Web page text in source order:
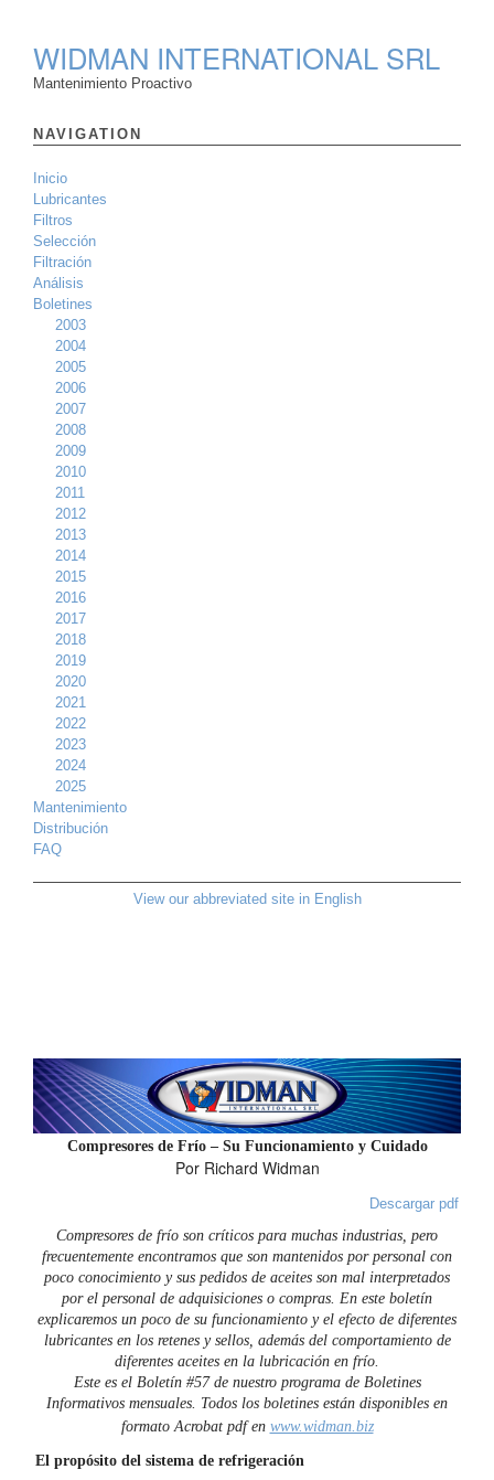
WIDMAN INTERNATIONAL SRL
Mantenimiento Proactivo
NAVIGATION
Inicio
Lubricantes
Filtros
Selección
Filtración
Análisis
Boletines
2003
2004
2005
2006
2007
2008
2009
2010
2011
2012
2013
2014
2015
2016
2017
2018
2019
2020
2021
2022
2023
2024
2025
Mantenimiento
Distribución
FAQ
View our abbreviated site in English
Compresores de Frío – Su Funcionamiento y Cuidado
Por Richard Widman
Descargar pdf
Compresores de frío son críticos para muchas industrias, pero
frecuentemente encontramos que son mantenidos por personal con
poco conocimiento y sus pedidos de aceites son mal interpretados
por el personal de adquisiciones o compras. En este boletín
explicaremos un poco de su funcionamiento y el efecto de diferentes
lubricantes en los retenes y sellos, además del comportamiento de
diferentes aceites en la lubricación en frío.
Este es el Boletín #57 de nuestro programa de Boletines
Informativos mensuales. Todos los boletines están disponibles en
formato Acrobat pdf en www.widman.biz
El propósito del sistema de refrigeración